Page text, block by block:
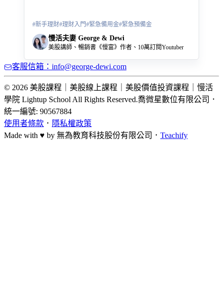
#新手理財#理財入門#緊急備用金#緊急預備金
慢活夫妻 George & Dewi
美股講師、暢銷書《慢富》作者、10萬訂閱Youtuber
客服信箱：info@george-dewi.com
© 2026 美股課程｜美股線上課程｜美股價值投資課程｜慢活
學院 Lightup School All Rights Reserved.喬微星數位有限公司 ．
統一編號: 90567884
使用者條款 ． 隱私權政策
Made with ♥ by 無為教育科技股份有限公司． Teachify